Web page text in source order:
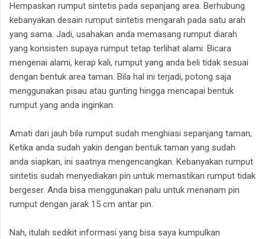
Hempaskan rumput sintetis pada sepanjang area. Berhubung
kebanyakan desain rumput sintetis mengarah pada satu arah
yang sama. Jadi, usahakan anda memasang rumput diarah
yang konsisten supaya rumput tetap terlihat alami. Bicara
mengenai alami, kerap kali, rumput yang anda beli tidak sesuai
dengan bentuk area taman. Bila hal ini terjadi, potong saja
menggunakan pisau atau gunting hingga mencapai bentuk
rumput yang anda inginkan.
Amati dari jauh bila rumput sudah menghiasi sepanjang taman,
Ketika anda sudah yakin dengan bentuk taman yang sudah
anda siapkan, ini saatnya mengencangkan. Kebanyakan rumput
sintetis sudah menyediakan pin untuk memastikan rumput tidak
bergeser. Anda bisa menggunakan palu untuk menanam pin
rumput dengan jarak 15 cm antar pin.
Nah, itulah sedikit informasi yang bisa saya kumpulkan